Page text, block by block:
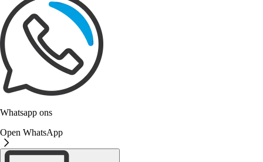
Whatsapp ons
Open WhatsApp